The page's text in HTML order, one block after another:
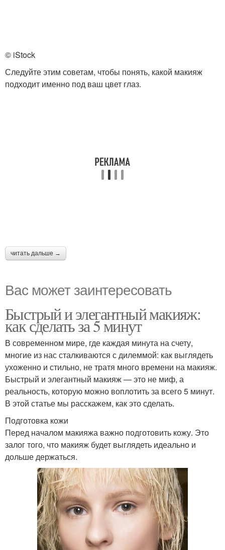
© iStock
Следуйте этим советам, чтобы понять, какой макияж
подходит именно под ваш цвет глаз.
читать дальше →
Вас может заинтересовать
Быстрый и элегантный макияж:
как сделать за 5 минут
В современном мире, где каждая минута на счету,
многие из нас сталкиваются с дилеммой: как выглядеть
ухоженно и стильно, не тратя много времени на макияж.
Быстрый и элегантный макияж — это не миф, а
реальность, которую можно воплотить за всего 5 минут.
В этой статье мы расскажем, как это сделать.
Подготовка кожи
Перед началом макияжа важно подготовить кожу. Это
залог того, что макияж будет выглядеть идеально и
дольше держаться.